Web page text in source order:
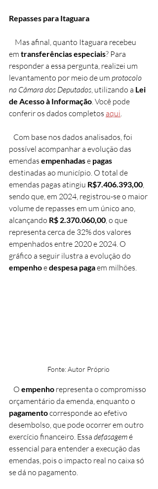
Repasses para Itaguara
em transferências especiais? Para
responder a essa pergunta, realizei um
levantamento por meio de um protocolo
na Câmara dos Deputados , utilizando a Lei
de Acesso à Informação . Você pode
conferir os dados completos aqui
possível acompanhar a evolução das
emendas empenhadas e pagas
destinadas ao município. O total de
emendas pagas atingiu R$7.406.393,00
sendo que, em 2024, registrou-se o maior
volume de repasses em um único ano,
alcançando R$ 2.370.060,00 , o que
representa cerca de 32% dos valores
empenhados entre 2020 e 2024. O
gráfico a seguir ilustra a evolução do
empenho e despesa paga em milhões.
Fonte: Autor Próprio
O empenho representa o compromisso
orçamentário da emenda, enquanto o
pagamento corresponde ao efetivo
desembolso, que pode ocorrer em outro
exercício financeiro. Essa defasagem é
essencial para entender a execução das
emendas, pois o impacto real no caixa só
se dá no pagamento.